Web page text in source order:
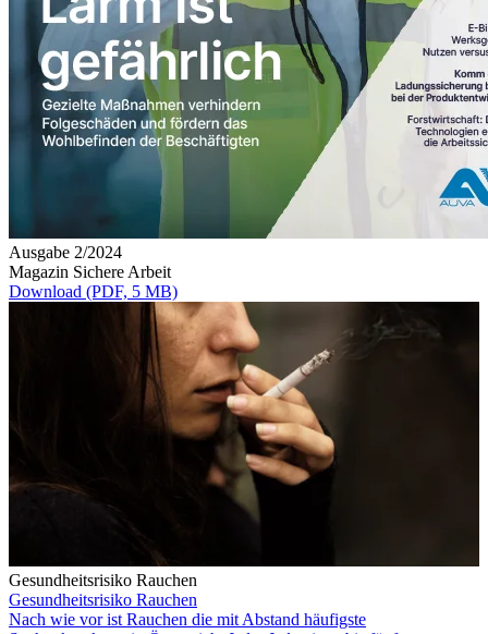
Ausgabe 2/2024
Magazin Sichere Arbeit
Download (PDF, 5 MB)
Gesundheitsrisiko Rauchen
Gesundheitsrisiko Rauchen
Nach wie vor ist Rauchen die mit Abstand häufigste